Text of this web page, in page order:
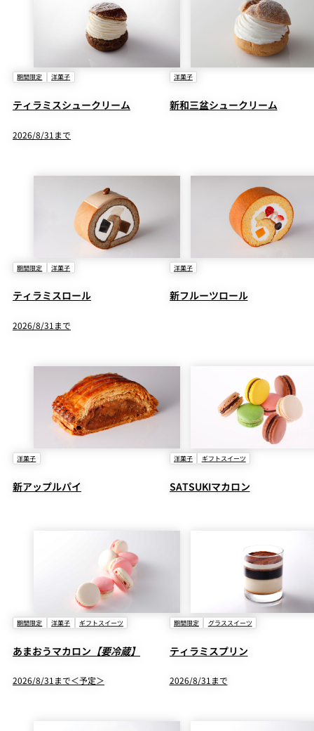
期間限定 洋菓子
ティラミスシュークリーム
2026/8/31まで
洋菓子
新和三盆シュークリーム
期間限定 洋菓子
ティラミスロール
2026/8/31まで
洋菓子
新フルーツロール
洋菓子
新アップルパイ
洋菓子 ギフトスイーツ
SATSUKIマカロン
期間限定 洋菓子 ギフトスイーツ
あまおうマカロン 【要冷蔵】
2026/8/31まで＜予定＞
期間限定 グラススイーツ
ティラミスプリン
2026/8/31まで